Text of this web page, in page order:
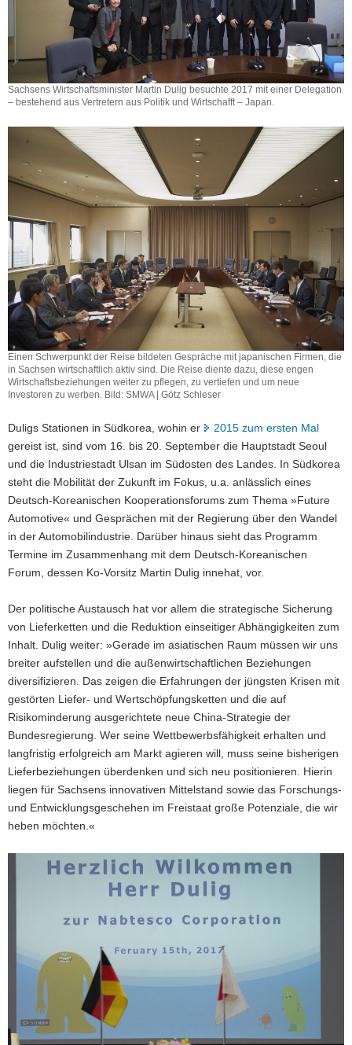
Sachsens Wirtschaftsminister Martin Dulig besuchte 2017 mit einer Delegation
– bestehend aus Vertretern aus Politik und Wirtschafft – Japan.
Einen Schwerpunkt der Reise bildeten Gespräche mit japanischen Firmen, die
in Sachsen wirtschaftlich aktiv sind. Die Reise diente dazu, diese engen
Wirtschaftsbeziehungen weiter zu pflegen, zu vertiefen und um neue
Investoren zu werben. Bild: SMWA | Götz Schleser
Duligs Stationen in Südkorea, wohin er
2015 zum ersten Mal
gereist ist, sind vom 16. bis 20. September die Hauptstadt Seoul
und die Industriestadt Ulsan im Südosten des Landes. In Südkorea
steht die Mobilität der Zukunft im Fokus, u.a. anlässlich eines
Deutsch-Koreanischen Kooperationsforums zum Thema »Future
Automotive« und Gesprächen mit der Regierung über den Wandel
in der Automobilindustrie. Darüber hinaus sieht das Programm
Termine im Zusammenhang mit dem Deutsch-Koreanischen
Forum, dessen Ko-Vorsitz Martin Dulig innehat, vor.
Der politische Austausch hat vor allem die strategische Sicherung
von Lieferketten und die Reduktion einseitiger Abhängigkeiten zum
Inhalt. Dulig weiter: »Gerade im asiatischen Raum müssen wir uns
breiter aufstellen und die außenwirtschaftlichen Beziehungen
diversifizieren. Das zeigen die Erfahrungen der jüngsten Krisen mit
gestörten Liefer- und Wertschöpfungsketten und die auf
Risikominderung ausgerichtete neue China-Strategie der
Bundesregierung. Wer seine Wettbewerbsfähigkeit erhalten und
langfristig erfolgreich am Markt agieren will, muss seine bisherigen
Lieferbeziehungen überdenken und sich neu positionieren. Hierin
liegen für Sachsens innovativen Mittelstand sowie das Forschungs-
und Entwicklungsgeschehen im Freistaat große Potenziale, die wir
heben möchten.«